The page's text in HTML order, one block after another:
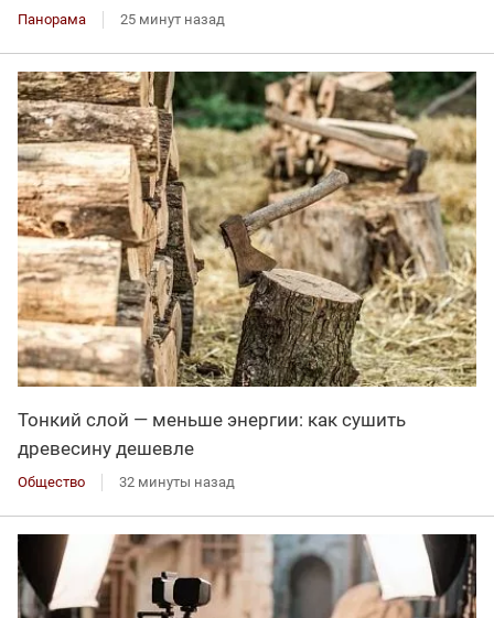
Панорама 25 минут назад
Тонкий слой — меньше энергии: как сушить
древесину дешевле
Общество 32 минуты назад